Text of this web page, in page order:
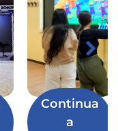
Continua
a